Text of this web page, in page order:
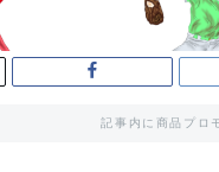
記事内に商品プロ